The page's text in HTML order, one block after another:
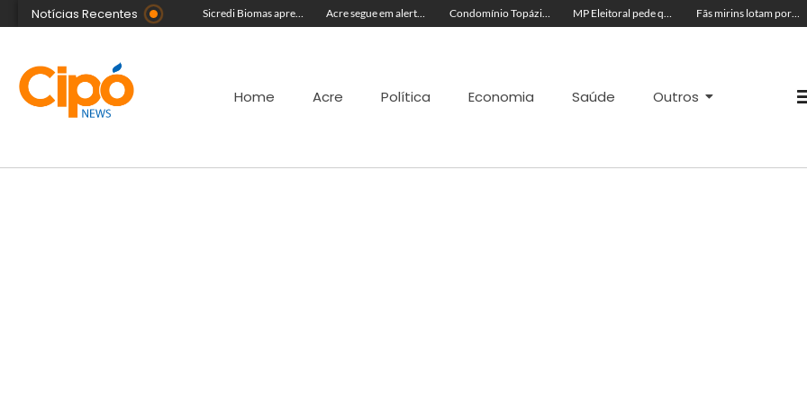
Notícias Recentes
Com equipe reforçada no Agosto Lilás, Delegacia da Mulher intensifica prisões e reduz acervo de inquéritos no Juruá Sicredi Biomas apresenta na Expoacre crédito do Plano Safra voltado às mulheres Acre segue em alerta para casos de síndrome respiratória aguda grave, aponta Fiocruz Condomínio Topázio é condenado a pagar R$ 4 mil a família de criança ferida em quadra esportiva MP Eleitoral pede que TRE-AC negue candidatura de Antônia Lúcia com base em condenações por peculato e improbidade Fãs mirins lotam porta de hotel à espera de Ana Castela para show na Expoacre
Home Acre Política Economia Saúde Outros